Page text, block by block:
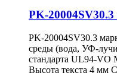
PK-
PK-20004SV30.3
среды (вода, УФ-
стандарта UL94-VO
Высота текста 4 мм